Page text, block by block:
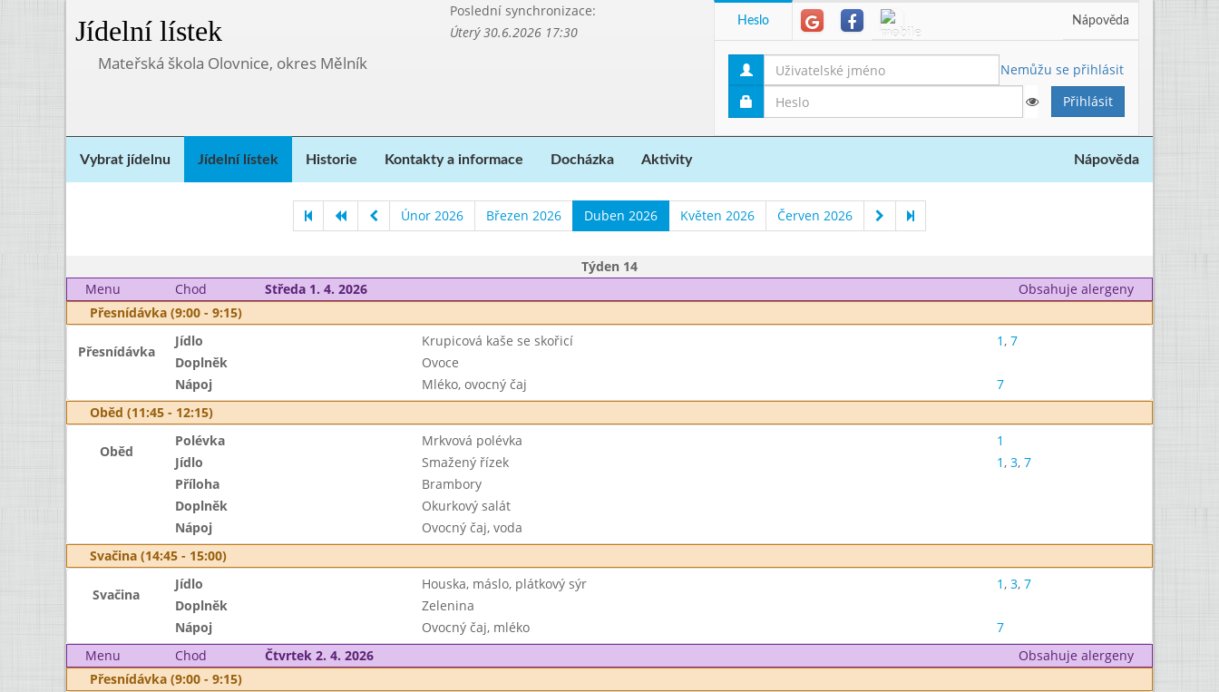
Jídelní lístek
Poslední synchronizace:
Úterý 30.6.2026 17:30
Mateřská škola Olovnice, okres Mělník
Heslo Nápověda
Nemůžu se přihlásit
Vybrat jídelnu Jídelní lístek Historie Kontakty a informace Docházka Aktivity Nápověda
Únor 2026 Březen 2026 Duben 2026 Květen 2026 Červen 2026
Týden 14
Menu
Chod Středa 1. 4. 2026
Obsahuje alergeny
Přesnídávka (9:00 - 9:15)
Přesnídávka
Jídlo Krupicová kaše se skořicí 1, 7
Doplněk
Ovoce
Nápoj
Mléko, ovocný čaj
7
Oběd (11:45 - 12:15)
Oběd
Polévka Mrkvová polévka
1
Jídlo
Smažený řízek 1, 3, 7
Příloha
Brambory
Doplněk
Okurkový salát
Nápoj
Ovocný čaj, voda
Svačina (14:45 - 15:00)
Svačina
Jídlo Houska, máslo, plátkový sýr 1, 3, 7
Doplněk
Zelenina
Nápoj
Ovocný čaj, mléko
7
Menu
Chod Čtvrtek 2. 4. 2026
Obsahuje alergeny
Přesnídávka (9:00 - 9:15)